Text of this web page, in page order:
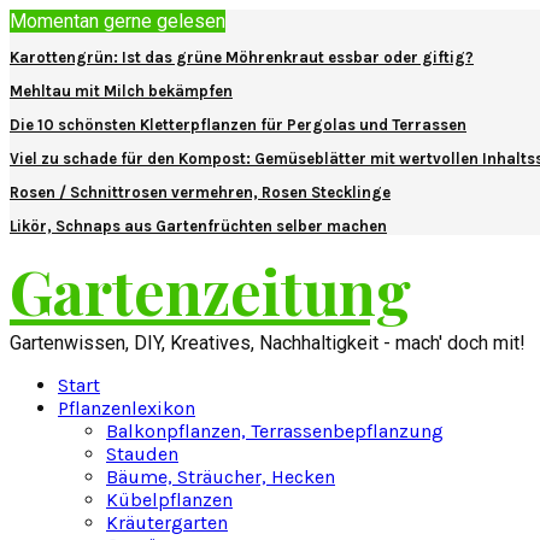
Momentan gerne gelesen
Karottengrün: Ist das grüne Möhrenkraut essbar oder giftig?
Mehltau mit Milch bekämpfen
Die 10 schönsten Kletterpflanzen für Pergolas und Terrassen
Viel zu schade für den Kompost: Gemüseblätter mit wertvollen
Rosen / Schnittrosen vermehren, Rosen Stecklinge
Likör, Schnaps aus Gartenfrüchten selber machen
Gartenzeitung
Gartenwissen, DIY, Kreatives, Nachhaltigkeit - mach' doch mit!
Start
Pflanzenlexikon
Balkonpflanzen, Terrassenbepflanzung
Stauden
Bäume, Sträucher, Hecken
Kübelpflanzen
Kräutergarten